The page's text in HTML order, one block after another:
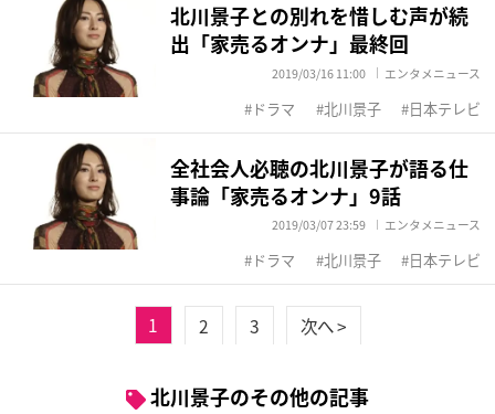
北川景子との別れを惜しむ声が続
出「家売るオンナ」最終回
2019/03/16 11:00 エンタメニュース
ドラマ 北川景子 日本テレビ
全社会人必聴の北川景子が語る仕
事論「家売るオンナ」9話
2019/03/07 23:59 エンタメニュース
ドラマ 北川景子 日本テレビ
1 2 3 次へ >
北川景子のその他の記事